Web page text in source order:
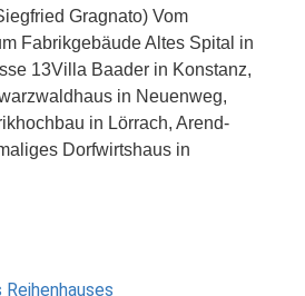
Gragnato) Vom
Fabrikgebäude Altes Spital in
13Villa Baader in Konstanz,
in Neuenweg,
in Lörrach, Arend-
Dorfwirtshaus in